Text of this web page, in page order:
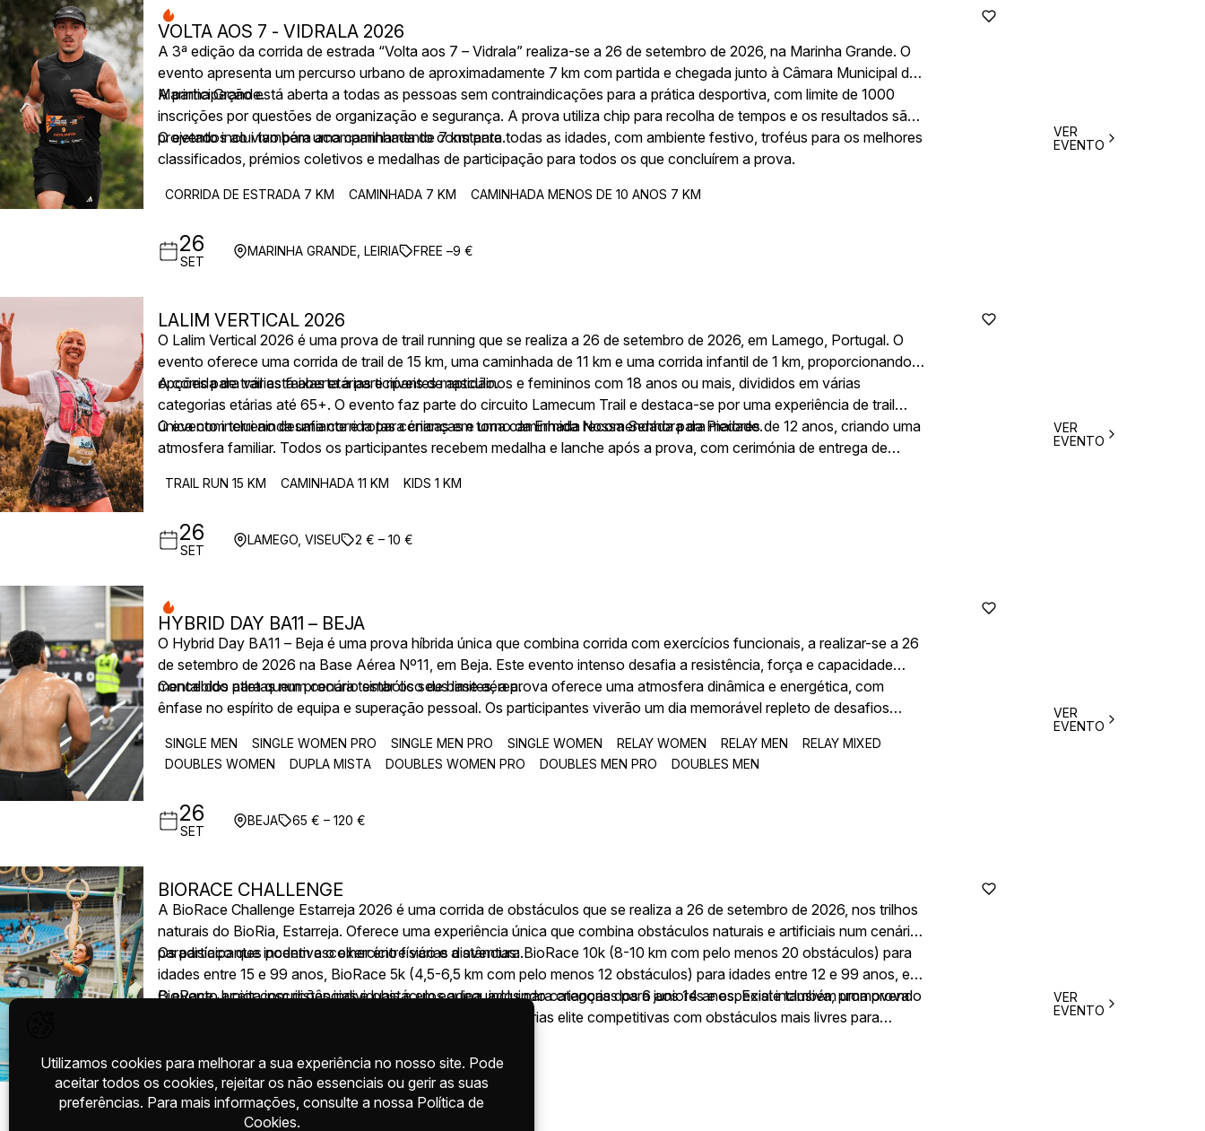
VOLTA AOS 7 - VIDRALA 2026
A 3ª edição da corrida de estrada “Volta aos 7 – Vidrala” realiza-se a 26 de setembro de 2026, na Marinha Grande. O
evento apresenta um percurso urbano de aproximadamente 7 km com partida e chegada junto à Câmara Municipal da
Marinha Grande.
A participação está aberta a todas as pessoas sem contraindicações para a prática desportiva, com limite de 1000
inscrições por questões de organização e segurança. A prova utiliza chip para recolha de tempos e os resultados são
projetados ao vivo para acompanhamento constante.
O evento inclui também uma caminhada de 7 km para todas as idades, com ambiente festivo, troféus para os melhores
classificados, prémios coletivos e medalhas de participação para todos os que concluírem a prova.
CORRIDA DE ESTRADA 7 KM CAMINHADA 7 KM CAMINHADA MENOS DE 10 ANOS 7 KM
26
SET
MARINHA GRANDE, LEIRIA FREE –9 €
VER
EVENTO
LALIM VERTICAL 2026
O Lalim Vertical 2026 é uma prova de trail running que se realiza a 26 de setembro de 2026, em Lamego, Portugal. O
evento oferece uma corrida de trail de 15 km, uma caminhada de 11 km e uma corrida infantil de 1 km, proporcionando
opções para várias faixas etárias e níveis de aptidão.
A corrida de trail está aberta a participantes masculinos e femininos com 18 anos ou mais, divididos em várias
categorias etárias até 65+. O evento faz parte do circuito Lamecum Trail e destaca-se por uma experiência de trail
única com terreno desafiante e rotas cénicas em torno da Ermida Nossa Senhora da Piedade.
O evento inclui ainda uma corrida para crianças e uma caminhada recomendada para maiores de 12 anos, criando uma
atmosfera familiar. Todos os participantes recebem medalha e lanche após a prova, com cerimónia de entrega de
TRAIL RUN 15 KM CAMINHADA 11 KM KIDS 1 KM
26
SET
LAMEGO, VISEU 2 € – 10 €
VER
EVENTO
HYBRID DAY BA11 – BEJA
O Hybrid Day BA11 – Beja é uma prova híbrida única que combina corrida com exercícios funcionais, a realizar-se a 26
de setembro de 2026 na Base Aérea Nº11, em Beja. Este evento intenso desafia a resistência, força e capacidade
mental dos atletas num cenário simbólico de base aérea.
Concebido para quem procura testar os seus limites, a prova oferece uma atmosfera dinâmica e energética, com
ênfase no espírito de equipa e superação pessoal. Os participantes viverão um dia memorável repleto de desafios
SINGLE MEN SINGLE WOMEN PRO SINGLE MEN PRO SINGLE WOMEN RELAY WOMEN RELAY MEN
RELAY MIXED
DOUBLES WOMEN
DUPLA MISTA DOUBLES WOMEN PRO DOUBLES MEN PRO DOUBLES MEN
26
SET
BEJA 65 € – 120 €
VER
EVENTO
BIORACE CHALLENGE
A BioRace Challenge Estarreja 2026 é uma corrida de obstáculos que se realiza a 26 de setembro de 2026, nos trilhos
naturais do BioRia, Estarreja. Oferece uma experiência única que combina obstáculos naturais e artificiais num cenário
paradisíaco que incentiva o exercício físico e a aventura.
Os participantes podem escolher entre várias distâncias: BioRace 10k (8-10 km com pelo menos 20 obstáculos) para
idades entre 15 e 99 anos, BioRace 5k (4,5-6,5 km com pelo menos 12 obstáculos) para idades entre 12 e 99 anos, e
BioRace Junior com distâncias e obstáculos adequados para crianças dos 6 aos 14 anos. Existe também uma prova
O evento aceita inscrições individuais e em equipa, incluindo categorias para juniores e especial inclusiva, promovendo
um ambiente comunitário e familiar. A corrida inclui categorias elite competitivas com obstáculos mais livres para
26 ESTARREJA 22 €
VER
EVENTO